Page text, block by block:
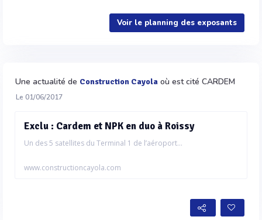
Voir le planning des exposants
Une actualité de Construction Cayola où est cité CARDEM
Le 01/06/2017
Exclu : Cardem et NPK en duo à Roissy
Un des 5 satellites du Terminal 1 de l’aéroport...
www.constructioncayola.com